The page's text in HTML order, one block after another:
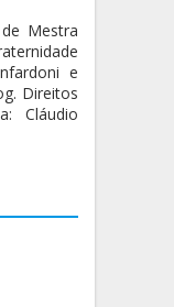
Mestra
e
Direitos
Cláudio